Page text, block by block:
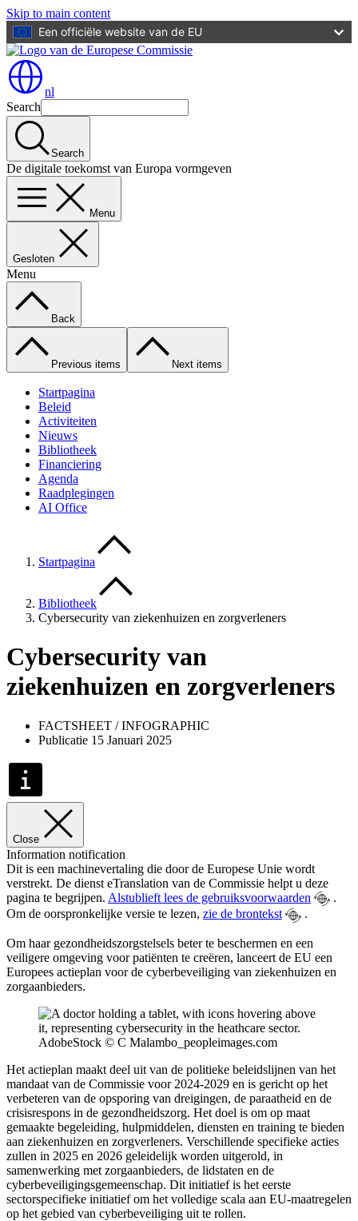
Skip to main content
Een officiële website van de EU
nl
Search
Search
De digitale toekomst van Europa vormgeven
Menu
Gesloten
Menu
Back
Previous items Next items
Startpagina
Beleid
Activiteiten
Nieuws
Bibliotheek
Financiering
Agenda
Raadplegingen
AI Office
Startpagina
Bibliotheek
Cybersecurity van ziekenhuizen en zorgverleners
Cybersecurity van
ziekenhuizen en zorgverleners
FACTSHEET / INFOGRAPHIC
Publicatie 15 Januari 2025
Close
Information notification
Dit is een machinevertaling die door de Europese Unie wordt
verstrekt. De dienst eTranslation van de Commissie helpt u deze
pagina te begrijpen. Alstublieft lees de gebruiksvoorwaarden
.
Om de oorspronkelijke versie te lezen, zie de brontekst .
Om haar gezondheidszorgstelsels beter te beschermen en een
veiligere omgeving voor patiënten te creëren, lanceert de EU een
Europees actieplan voor de cyberbeveiliging van ziekenhuizen en
zorgaanbieders.
AdobeStock © C Malambo_peopleimages.com
Het actieplan maakt deel uit van de politieke beleidslijnen van het
mandaat van de Commissie voor 2024-2029 en is gericht op het
verbeteren van de opsporing van dreigingen, de paraatheid en de
crisisrespons in de gezondheidszorg. Het doel is om op maat
gemaakte begeleiding, hulpmiddelen, diensten en training te bieden
aan ziekenhuizen en zorgverleners. Verschillende specifieke acties
zullen in 2025 en 2026 geleidelijk worden uitgerold, in
samenwerking met zorgaanbieders, de lidstaten en de
cyberbeveiligingsgemeenschap. Dit initiatief is het eerste
sectorspecifieke initiatief om het volledige scala aan EU-maatregelen
op het gebied van cyberbeveiliging uit te rollen.